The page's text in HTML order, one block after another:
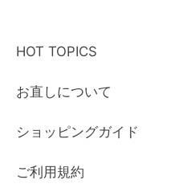
HOT TOPICS
お直しについて
ショッピングガイド
ご利用規約